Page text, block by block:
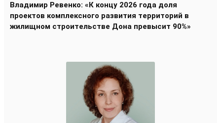
Владимир Ревенко: «К концу 2026 года доля
проектов комплексного развития территорий в
жилищном строительстве Дона превысит 90%»